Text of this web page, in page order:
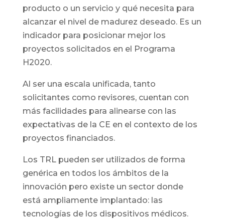
producto o un servicio y qué necesita para
alcanzar el nivel de madurez deseado. Es un
indicador para posicionar mejor los
proyectos solicitados en el Programa
H2020.
Al ser una escala unificada, tanto
solicitantes como revisores, cuentan con
más facilidades para alinearse con las
expectativas de la CE en el contexto de los
proyectos financiados.
Los TRL pueden ser utilizados de forma
genérica en todos los ámbitos de la
innovación pero existe un sector donde
está ampliamente implantado: las
tecnologías de los dispositivos médicos.